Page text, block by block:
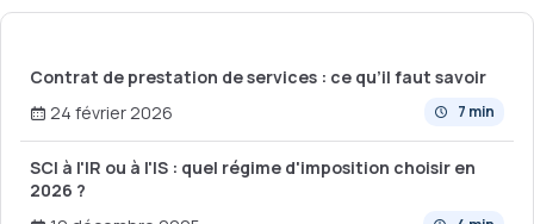
Contrat de prestation de services : ce qu’il faut savoir
7 min
24 février 2026
SCI à l'IR ou à l'IS : quel régime d'imposition choisir en
2026 ?